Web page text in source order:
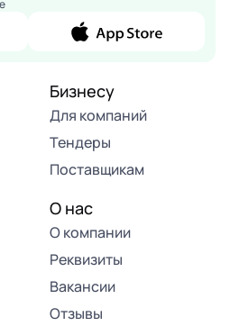
Бизнесу
Для компаний
Тендеры
Поставщикам
О нас
О компании
Реквизиты
Вакансии
Отзывы